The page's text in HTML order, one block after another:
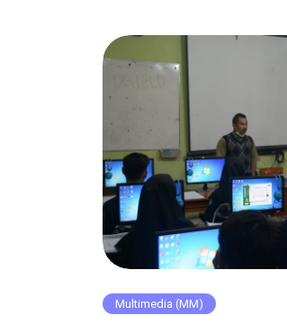
Multimedia (MM)